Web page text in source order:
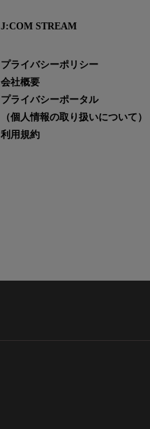
J:COM STREAM
プライバシーポリシー
会社概要
プライバシーポータル
（個人情報の取り扱いについて）
利用規約